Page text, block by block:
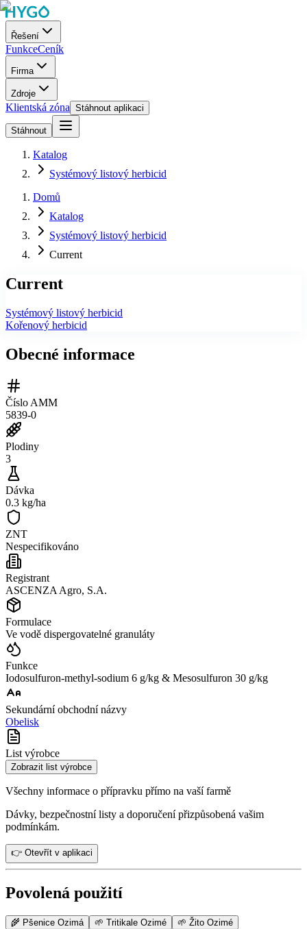
Řešení
FunkceCeník
Firma
Zdroje
Klientská zóna Stáhnout aplikaci
Stáhnout
Katalog
Systémový listový herbicid
Domů
Katalog
Systémový listový herbicid
Current
Current
Systémový listový herbicid
Kořenový herbicid
Obecné informace
Číslo AMM
5839-0
Plodiny
3
Dávka
0.3 kg/ha
ZNT
Nespecifikováno
Registrant
ASCENZA Agro, S.A.
Formulace
Ve vodě dispergovatelné granuláty
Funkce
Iodosulfuron-methyl-sodium 6 g/kg & Mesosulfuron 30 g/kg
Sekundární obchodní názvy
Obelisk
List výrobce
Zobrazit list výrobce
Všechny informace o přípravku přímo na vaší farmě
Dávky, bezpečnostní listy a doporučení přizpůsobená vašim
podmínkám.
👉 Otevřít v aplikaci
Povolená použití
🌾 Pšenice Ozimá 🌱 Tritikale Ozimé 🌱 Žito Ozimé